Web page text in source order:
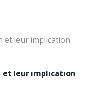
et leur implication